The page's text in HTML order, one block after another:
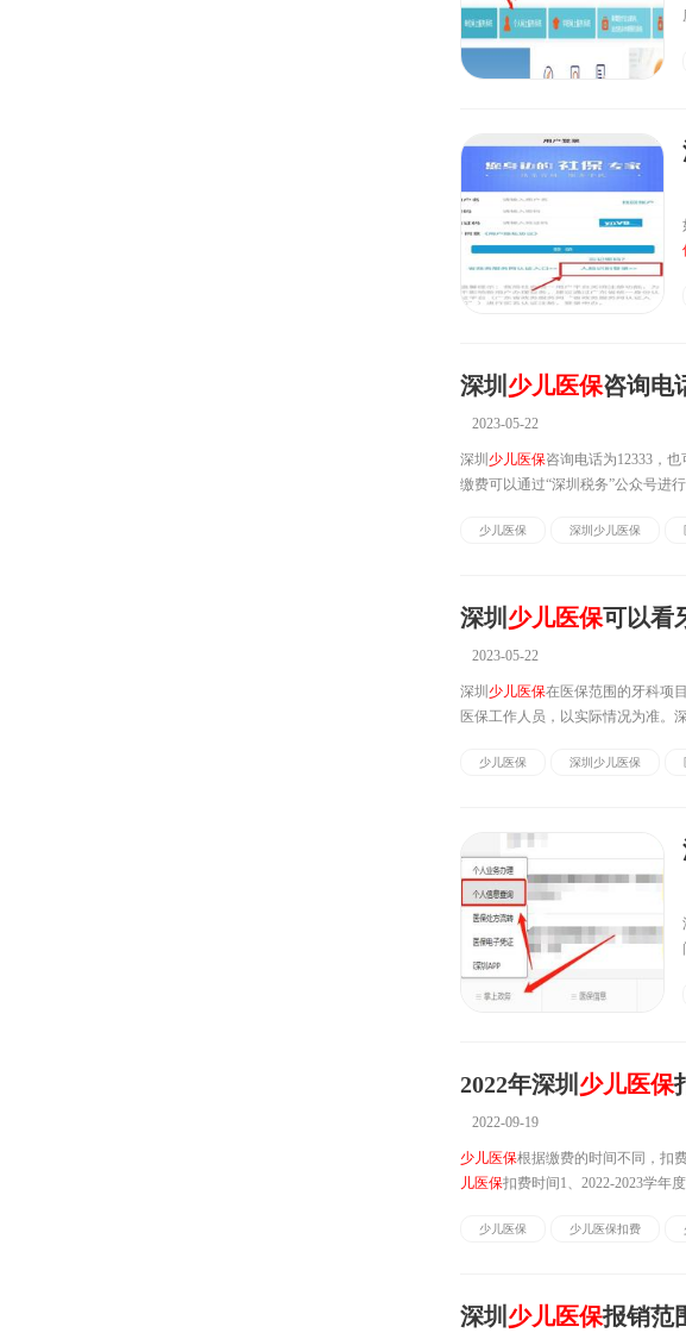
深圳 少儿医保咨询电
2023-05-22
深圳 少儿医保咨询电话为12333，
缴费可以通过“深圳税务”公众号进行
少儿医保 深圳少儿医保
深圳 少儿医保可以看
2023-05-22
深圳 少儿医保在医保范围的牙科项
医保工作人员，以实际情况为准。
少儿医保 深圳少儿医保
2022年深圳 少儿医保
2022-09-19
少儿医保根据缴费的时间不同，扣
儿医保扣费时间1、2022-2023学年
少儿医保 少儿医保扣费
深圳 少儿医保报销范